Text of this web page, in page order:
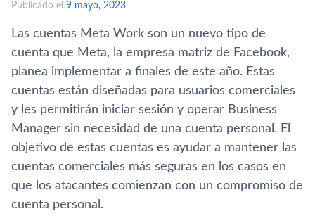
Publicado el 9 mayo, 2023
Las cuentas Meta Work son un nuevo tipo de
cuenta que Meta, la empresa matriz de Facebook,
planea implementar a finales de este año. Estas
cuentas están diseñadas para usuarios comerciales
y les permitirán iniciar sesión y operar Business
Manager sin necesidad de una cuenta personal. El
objetivo de estas cuentas es ayudar a mantener las
cuentas comerciales más seguras en los casos en
que los atacantes comienzan con un compromiso de
cuenta personal.